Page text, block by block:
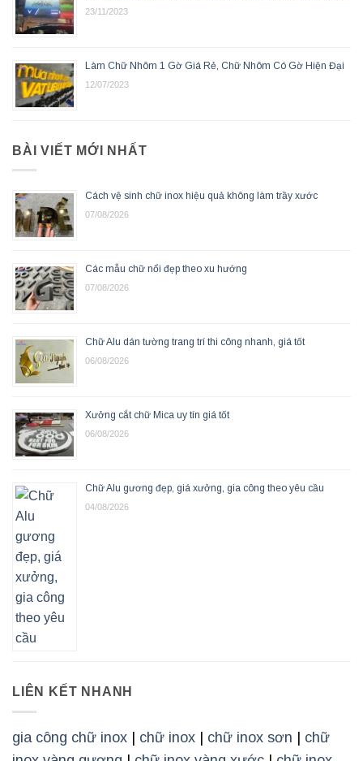
23/11/2023
Làm Chữ Nhôm 1 Gờ Giá Rẻ, Chữ Nhôm Có Gờ Hiện Đại
12/07/2023
BÀI VIẾT MỚI NHẤT
Cách vệ sinh chữ inox hiệu quả không làm trầy xước
07/08/2026
Các mẫu chữ nổi đẹp theo xu hướng
07/08/2026
Chữ Alu dán tường trang trí thi công nhanh, giá tốt
06/08/2026
Xưởng cắt chữ Mica uy tín giá tốt
06/08/2026
Chữ Alu gương đẹp, giá xưởng, gia công theo yêu cầu
04/08/2026
LIÊN KẾT NHANH
gia công chữ inox | chữ inox | chữ inox sơn | chữ